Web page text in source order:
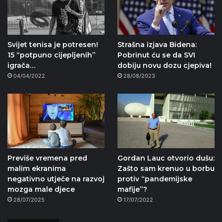
Svijet tenisa je potresen!
15 “potpuno cijepljenih”
igrača…
04/04/2022
Strašna izjava Bidena:
Pobrinut ću se da SVI
dobiju novu dozu cjepiva!
28/08/2023
Previše vremena pred
malim ekranima
negativno utječe na razvoj
mozga male djece
28/07/2025
Gordan Lauc otvorio dušu:
Zašto sam krenuo u borbu
protiv “pandemijske
mafije”?
17/07/2022